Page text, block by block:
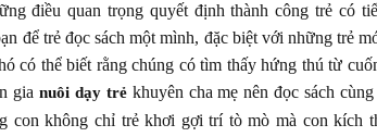
điều quan trọng quyết định thành công trẻ có
để trẻ đọc sách một mình, đặc biệt với những trẻ
có thể biết rằng chúng có tìm thấy hứng thú từ
gia nuôi dạy trẻkhuyên cha mẹ nên đọc sách
con không chỉ trẻ khơi gợi trí tò mò mà con kích